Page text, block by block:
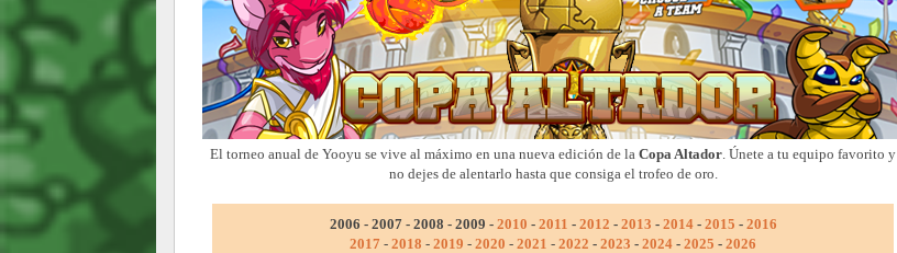
El torneo anual de Yooyu se vive al máximo en una nueva edición de laCopa Altador. Únete a tu equipo favorito y
no dejes de alentarlo hasta que consiga el trofeo de oro.
2006 - 2007 - 2008 - 2009 - 2010 - 2011 - 2012 - 2013 - 2014- 2015 - 2016
2017 -2018 -2019 -2020 -2021 - 2022 -2023 -2024 -2025 -2026